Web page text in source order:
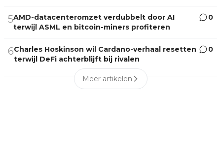
5AMD-datacenteromzet verdubbelt door AI
terwijl ASML en bitcoin-miners profiteren
0
6Charles Hoskinson wil Cardano-verhaal resetten
terwijl DeFi achterblijft bij rivalen
0
Meer artikelen